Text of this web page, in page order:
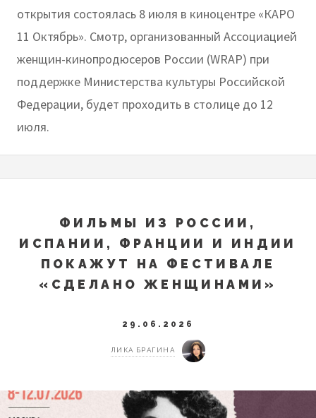
открытия состоялась 8 июля в киноцентре «КАРО
11 Октябрь». Смотр, организованный Ассоциацией
женщин-кинопродюсеров России (WRAP) при
поддержке Министерства культуры Российской
Федерации, будет проходить в столице до 12
июля.
ФИЛЬМЫ ИЗ РОССИИ,
ИСПАНИИ, ФРАНЦИИ И ИНДИИ
ПОКАЖУТ НА ФЕСТИВАЛЕ
«СДЕЛАНО ЖЕНЩИНАМИ»
29.06.2026
ЛИКА БРАГИНА